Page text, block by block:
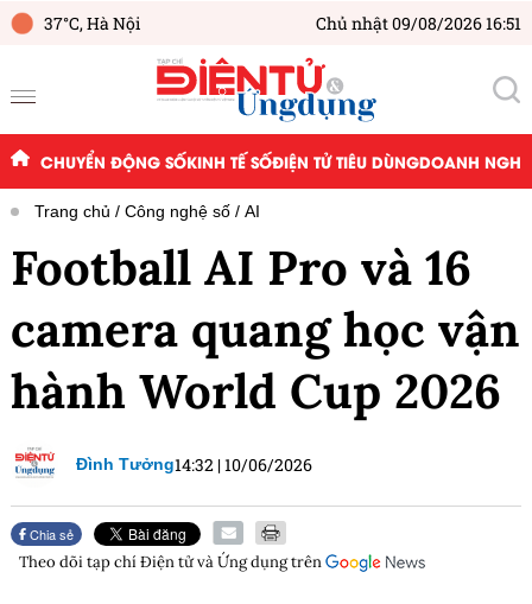
37°C,Hà Nội Chủ nhật 09/08/2026 16:51
CHUYỂN ĐỘNG SỐKINH TẾ SỐĐIỆN TỬ TIÊU DÙNGDOANH
Trang chủ Công nghệ số AI
Football AI Pro và 16
camera quang học vận
hành World Cup 2026
Đình Tưởng14:32 |10/06/2026
Chia sẻ
Theo dõi tạp chíĐiện tử và Ứng dụngtrên